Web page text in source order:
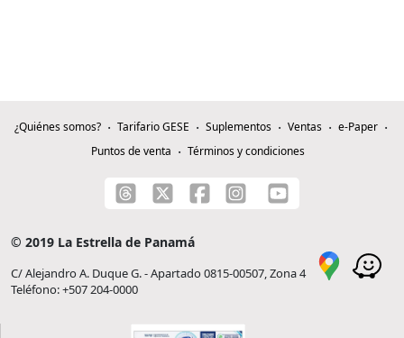
¿Quiénes somos? Tarifario GESE Suplementos Ventas
e-Paper
Puntos de venta
Términos y condiciones
© 2019 La Estrella de Panamá
C/ Alejandro A. Duque G. - Apartado 0815-00507, Zona 4
Teléfono: +507 204-0000